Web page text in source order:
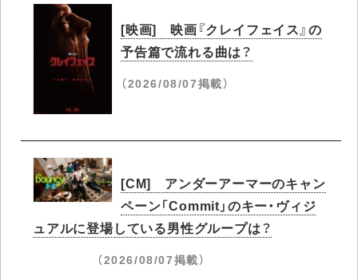
[映画] 映画『クレイフェイス』の
予告篇で流れる曲は？
（2026/08/07掲載）
[CM] アンダーアーマーのキャン
ペーン「Commit」のキー・ヴィジ
ュアルに登場している男性グループは？
（2026/08/07掲載）